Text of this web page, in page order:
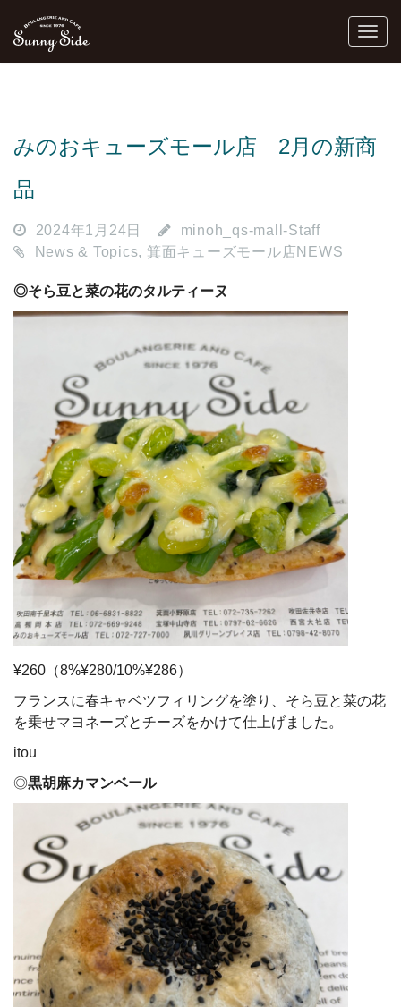
みのおキューズモール店 2月の新商
品
2024年1月24日
minoh_qs-mall-Staff
News & Topics, 箕面キューズモール店NEWS
◎そら豆と菜の花のタルティーヌ
¥260（8%¥280/10%¥286）
フランスに春キャベツフィリングを塗り、そら豆と菜の花
を乗せマヨネーズとチーズをかけて仕上げました。
itou
◎黒胡麻カマンベール